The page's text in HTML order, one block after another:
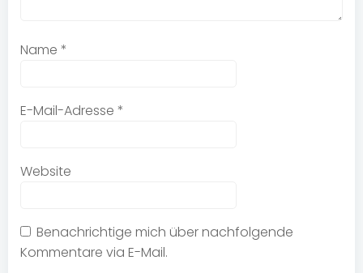
Name *
E-Mail-Adresse *
Website
Benachrichtige mich über nachfolgende
Kommentare via E-Mail.